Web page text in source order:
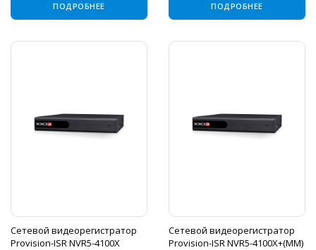
ПОДРОБНЕЕ ПОДРОБНЕЕ
Сетевой видеорегистратор
Provision-ISR NVR5-4100X
Сетевой видеорегистратор
Provision-ISR NVR5-4100X+(MM)